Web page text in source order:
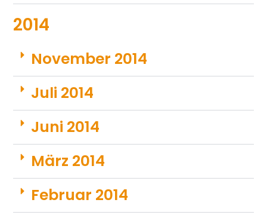
2014
November 2014
Juli 2014
Juni 2014
März 2014
Februar 2014